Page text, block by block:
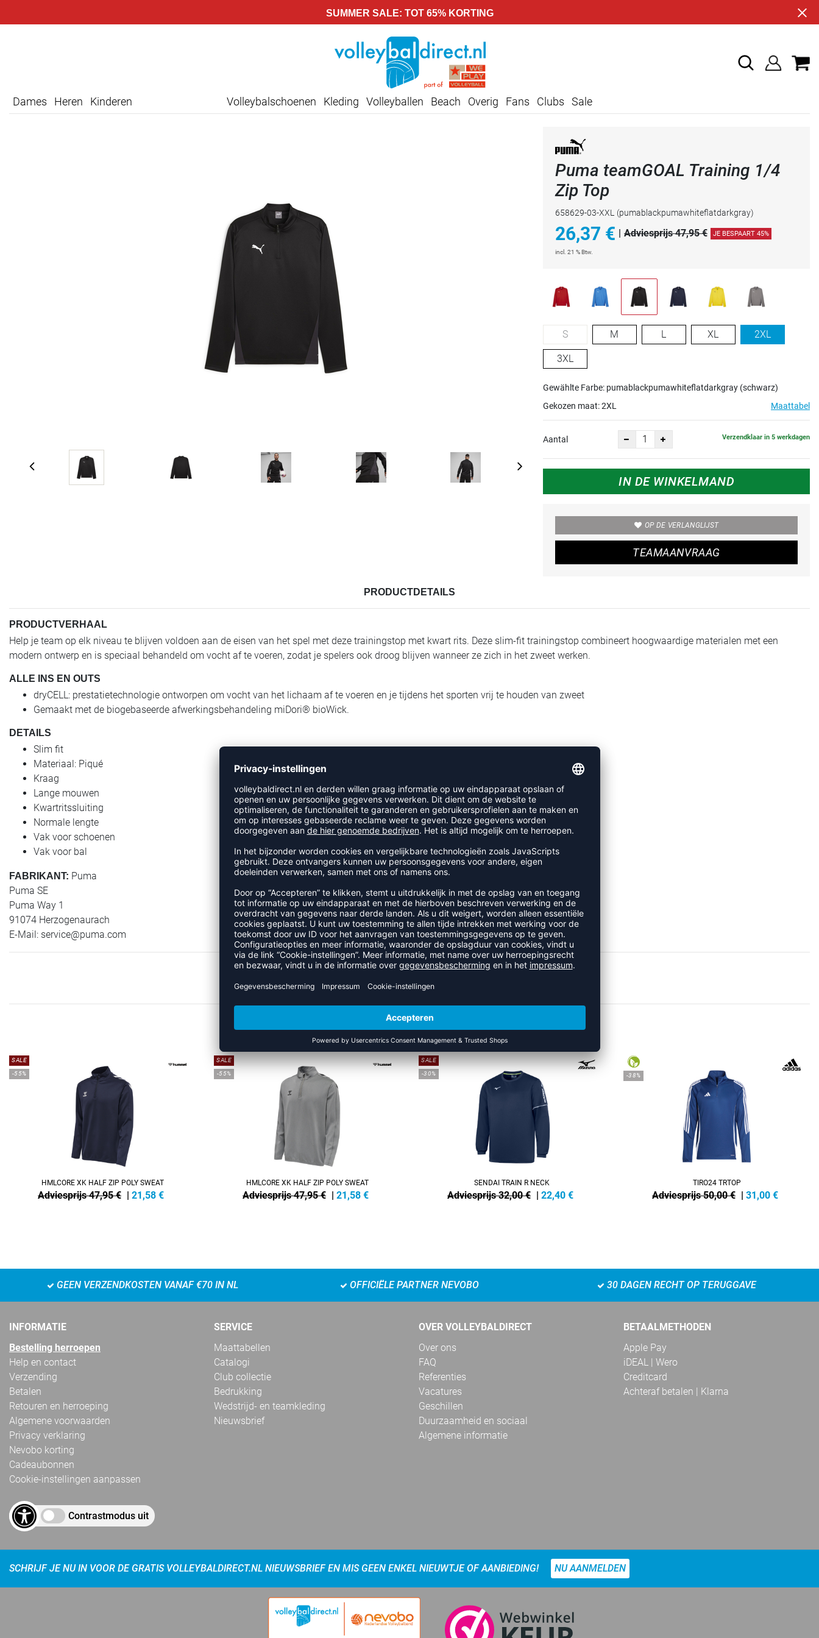
SUMMER SALE: TOT 65% KORTING
Dames Heren Kinderen Volleybalschoenen Kleding Volleyballen Beach Overig Fans Clubs Sale
Puma teamGOAL Training 1/4
Zip Top
658629-03-XXL (pumablackpumawhiteflatdarkgray)
26,37 € Adviesprijs 47,95 € JE BESPAART 45%
incl. 21 % Btw.
S M L XL 2XL
3XL
Gewählte Farbe: pumablackpumawhiteflatdarkgray (schwarz)
Gekozen maat:2XL Maattabel
Aantal Verzendklaar in 5 werkdagen
IN DE WINKELMAND
OP DE VERLANGLIJST
TEAMAANVRAAG
PRODUCTDETAILS
PRODUCTVERHAAL
Help je team op elk niveau te blijven voldoen aan de eisen van het spel met deze trainingstop met kwart rits. Deze slim-fit trainingstop combineert hoogwaardige materialen met een
modern ontwerp en is speciaal behandeld om vocht af te voeren, zodat je spelers ook droog blijven wanneer ze zich in het zweet werken.
ALLE INS EN OUTS
dryCELL: prestatietechnologie ontworpen om vocht van het lichaam af te voeren en je tijdens het sporten vrij te houden van zweet
Gemaakt met de biogebaseerde afwerkingsbehandeling miDori® bioWick.
DETAILS
Slim fit
Materiaal: Piqué
Kraag
Lange mouwen
Kwartritssluiting
Normale lengte
Vak voor schoenen
Vak voor bal
FABRIKANT: Puma
Puma SE
Puma Way 1
91074 Herzogenaurach
E-Mail: service@puma.com
RECENT BEKEKEN
MEER UIT DE CATEGORIE SWEATSHIRTS
SALE
-55%
HMLCORE XK HALF ZIP POLY SWEAT
Adviesprijs 47,95 € | 21,58 €
SALE
-55%
HMLCORE XK HALF ZIP POLY SWEAT
Adviesprijs 47,95 € | 21,58 €
SALE
-30%
SENDAI TRAIN R NECK
Adviesprijs 32,00 € | 22,40 €
-38%
TIRO24 TRTOP
Adviesprijs 50,00 € | 31,00 €
GEEN VERZENDKOSTEN VANAF €70 IN NL OFFICIËLE PARTNER NEVOBO 30 DAGEN RECHT OP TERUGGAVE
INFORMATIE
Bestelling herroepen
Help en contact
Verzending
Betalen
Retouren en herroeping
Algemene voorwaarden
Privacy verklaring
Nevobo korting
Cadeaubonnen
Cookie-instellingen aanpassen
Contrastmodus uit
SERVICE
Maattabellen
Catalogi
Club collectie
Bedrukking
Wedstrijd- en teamkleding
Nieuwsbrief
OVER VOLLEYBALDIRECT
Over ons
FAQ
Referenties
Vacatures
Geschillen
Duurzaamheid en sociaal
Algemene informatie
BETAALMETHODEN
Apple Pay
iDEAL | Wero
Creditcard
Achteraf betalen | Klarna
SCHRIJF JE NU IN VOOR DE GRATIS VOLLEYBALDIRECT.NL NIEUWSBRIEF EN MIS GEEN ENKEL NIEUWTJE OF AANBIEDING! NU AANMELDEN